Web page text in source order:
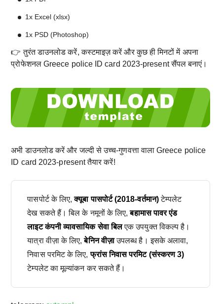
1x Excel (xlsx)
1x PSD (Photoshop)
👉 तुरंत डाउनलोड करें, कस्टमाइज़ करें और कुछ ही मिनटों में अपना
प्रोफेशनल Greece police ID card 2023-present सैंपल बनाएं।
अभी डाउनलोड करें और जल्दी से उच्च-गुणवत्ता वाला Greece police
ID card 2023-present तैयार करें!
पासपोर्ट के लिए,क्यूबा पासपोर्ट (2018-वर्तमान)टेम्पलेट
देख सकते हैं। बिल के नमूनों के लिए,बहामास पावर एंड
लाइट कंपनी व्यावसायिक सेवा बिलएक उपयुक्त विकल्प है।
यात्रा वीज़ा के लिए,बेनिन वीज़ाउपलब्ध है। इसके अलावा,
निवास परमिट के लिए,फ्रांस निवास परमिट (संस्करण 3)
टेम्पलेट का मूल्यांकन कर सकते हैं।